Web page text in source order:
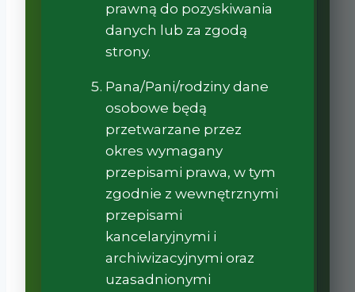
prawną do pozyskiwania
danych lub za zgodą
strony.
Pana/Pani/rodziny dane
osobowe będą
przetwarzane przez
okres wymagany
przepisami prawa, w tym
zgodnie z wewnętrznymi
przepisami
kancelaryjnymi i
archiwizacyjnymi oraz
uzasadnionymi